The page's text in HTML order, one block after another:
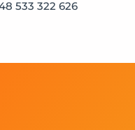
533 322 626